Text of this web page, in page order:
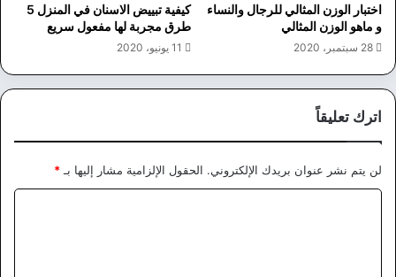
اختبار الوزن المثالي للرجال والنساء
و ماهو الوزن المثالي
28 سبتمبر، 2020
كيفية تبييض الاسنان في المنزل 5
طرق مجربة لها مفعول سريع
11 يونيو، 2020
اترك تعليقاً
لن يتم نشر عنوان بريدك الإلكتروني. الحقول الإلزامية مشار إليها بـ *